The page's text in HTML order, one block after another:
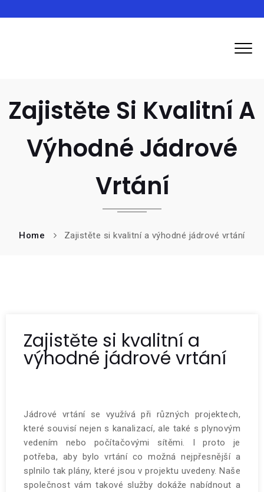
Zajistěte Si Kvalitní A
Výhodné Jádrové
Vrtání
Home Zajistěte si kvalitní a výhodné jádrové vrtání
Zajistěte si kvalitní a
výhodné jádrové vrtání
Jádrové vrtáníse využívá při různých projektech,
které souvisí nejen s kanalizací, ale také s plynovým
vedením nebo počítačovými sítěmi. I proto je
potřeba, aby bylo vrtání co možná nejpřesnější a
splnilo tak plány, které jsou v projektu uvedeny. Naše
společnost vám takové služby dokáže nabídnout a